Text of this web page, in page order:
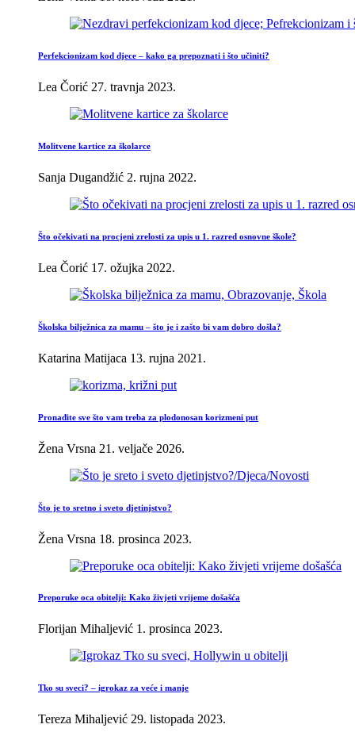
Perfekcionizam kod djece – kako ga prepoznati i što učiniti?
Lea Čorić 27. travnja 2023.
Molitvene kartice za školarce
Sanja Dugandžić 2. rujna 2022.
Što očekivati na procjeni zrelosti za upis u 1. razred osnovne škole?
Lea Čorić 17. ožujka 2022.
Školska bilježnica za mamu – što je i zašto bi vam dobro došla?
Katarina Matijaca 13. rujna 2021.
Pronađite sve što vam treba za plodonosan korizmeni put
Žena Vrsna 21. veljače 2026.
Što je to sretno i sveto djetinjstvo?
Žena Vrsna 18. prosinca 2023.
Preporuke oca obitelji: Kako živjeti vrijeme došašća
Florijan Mihaljević 1. prosinca 2023.
Tko su sveci? – igrokaz za veće i manje
Tereza Mihaljević 29. listopada 2023.